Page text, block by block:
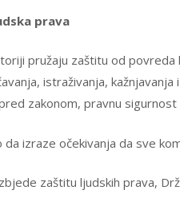
prava
pružaju zaštitu od
istraživanja,
zakonom, pravnu sigurnost
izraze očekivanja da sve
zaštitu ljudskih prava,